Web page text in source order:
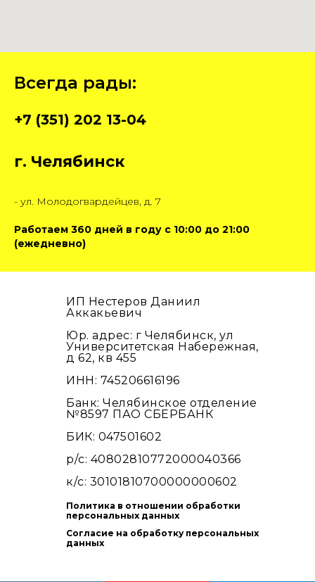
Всегда рады:
+7 (351) 202 13-04
г. Челябинск
- ул. Молодогвардейцев, д. 7
Работаем 360 дней в году с 10:00 до 21:00
(ежедневно)
ИП Нестеров Даниил
Аккакьевич
Юр. адрес: г Челябинск, ул
Университетская Набережная,
д 62, кв 455
ИНН: 745206616196
Банк: Челябинское отделение
№8597 ПАО СБЕРБАНК
БИК: 047501602
р/с: 40802810772000040366
к/с: 30101810700000000602
Политика в отношении обработки
персональных данных
Согласие на обработку персональных
данных